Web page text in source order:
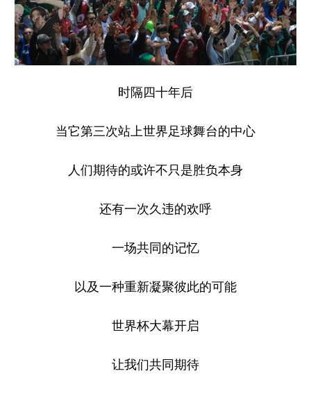
时隔四十年后
当它第三次站上世界足球舞台的中心
人们期待的或许不只是胜负本身
还有一次久违的欢呼
一场共同的记忆
以及一种重新凝聚彼此的可能
世界杯大幕开启
让我们共同期待